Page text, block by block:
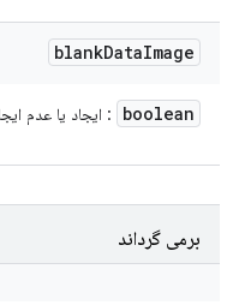
blankDataImage
boolean : ایجاد یا عدم
برمی گرداند